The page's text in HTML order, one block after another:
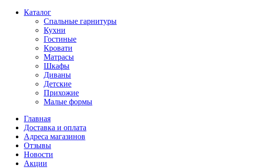
Каталог
Спальные гарнитуры
Кухни
Гостиные
Кровати
Матрасы
Шкафы
Диваны
Детские
Прихожие
Малые формы
Главная
Доставка и оплата
Адреса магазинов
Отзывы
Новости
Акции